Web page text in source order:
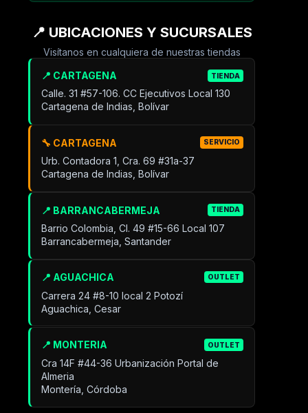
📍 UBICACIONES Y SUCURSALES
Visítanos en cualquiera de nuestras tiendas
📍 CARTAGENA TIENDA
Calle. 31 #57-106. CC Ejecutivos Local 130
Cartagena de Indias, Bolívar
🔧 CARTAGENA SERVICIO
Urb. Contadora 1, Cra. 69 #31a-37
Cartagena de Indias, Bolívar
📍 BARRANCABERMEJA TIENDA
Barrio Colombia, Cl. 49 #15-66 Local 107
Barrancabermeja, Santander
📍 AGUACHICA OUTLET
Carrera 24 #8-10 local 2 Potozí
Aguachica, Cesar
📍 MONTERIA OUTLET
Cra 14F #44-36 Urbanización Portal de
Almeria
Montería, Córdoba